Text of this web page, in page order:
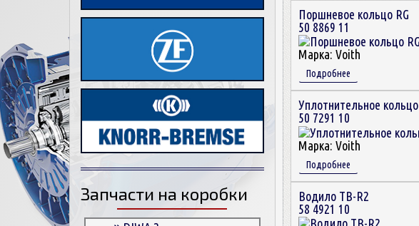
Запчасти на коробки
Поршневое кольцо RG
50 8869 11
Марка: Voith
Подробнее
Уплотнительное кольцо
50 7291 10
Марка: Voith
Подробнее
Водило TB-R2
58 4921 10